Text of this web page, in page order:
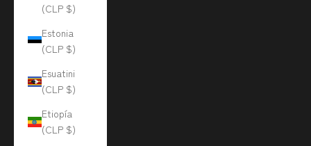
(CLP $)
Estonia
(CLP $)
Esuatini
(CLP $)
Etiopía
(CLP $)